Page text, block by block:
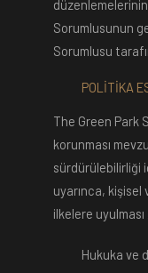
Sorumlusunun
Sorumlusu
POLİTİKA
The Green Park
korunması
sürdürülebilirliği
uyarınca, kişisel
ilkelere
Hukuka ve